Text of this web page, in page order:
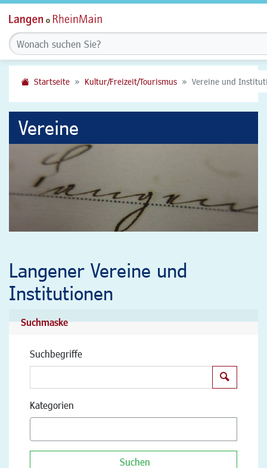
Startseite Kultur/Freizeit/Tourismus Vereine und
Vereine
Langener Vereine und
Institutionen
Suchmaske
Suchbegriffe
Kategorien
Suchen